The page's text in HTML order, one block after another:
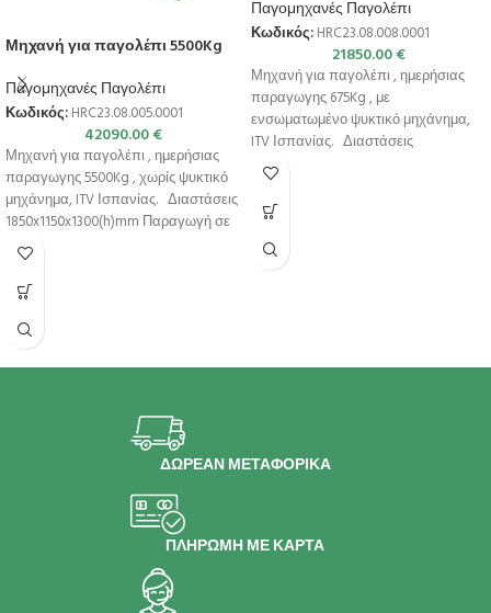
Μηχανή για παγολέπι 5500Kg
Παγομηχανές Παγολέπι
Κωδικός: HRC23.08.005.0001
42090.00€
Μηχανή για παγολέπι , ημερήσιας
παραγωγης 5500Kg , χωρίς ψυκτικό
μηχάνημα, ITV Ισπανίας. Διαστάσεις
1850x1150x1300(h)mm Παραγωγή σε
24h αερόψυκτη 5500*
Παγομηχανές Παγολέπι
Κωδικός: HRC23.08.008.0001
21850.00€
Μηχανή για παγολέπι , ημερήσιας
παραγωγης 675Kg , με
ενσωματωμένο ψυκτικό μηχάνημα,
ITV Ισπανίας. Διαστάσεις
1255x755x835(h)mm Παραγωγή σε
24h
ΔΩΡΕΑΝ ΜΕΤΑΦΟΡΙΚΑ
ΠΛΗΡΩΜΗ ΜΕ ΚΑΡΤΑ